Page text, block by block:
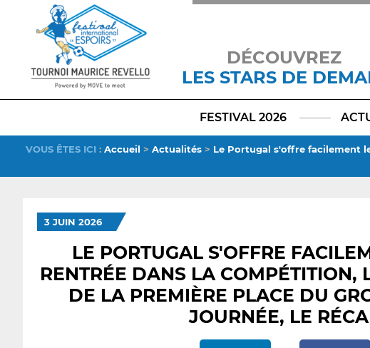
DÉCOUVREZ
LES STARS DE
FESTIVAL 2026
VOUS ÊTES ICI : Accueil > Actualités > Le Portugal s'offre facilement
3 JUIN 2026
LE PORTUGAL S'OFFRE
RENTRÉE DANS LA COMPÉTITION,
DE LA PREMIÈRE PLACE DU
JOURNÉE, LE